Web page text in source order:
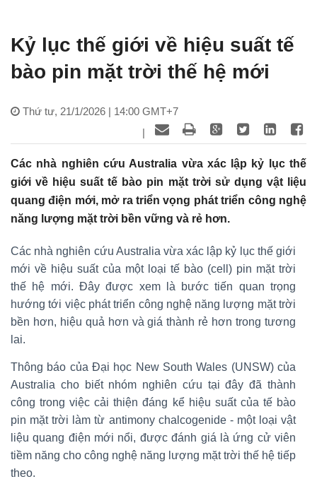
Kỷ lục thế giới về hiệu suất tế
bào pin mặt trời thế hệ mới
Thứ tư, 21/1/2026 | 14:00 GMT+7
|
Các nhà nghiên cứu Australia vừa xác lập kỷ lục thế
giới về hiệu suất tế bào pin mặt trời sử dụng vật liệu
quang điện mới, mở ra triển vọng phát triển công nghệ
năng lượng mặt trời bền vững và rẻ hơn.
Các nhà nghiên cứu Australia vừa xác lập kỷ lục thế giới
mới về hiệu suất của một loại tế bào (cell) pin mặt trời
thế hệ mới. Đây được xem là bước tiến quan trọng
hướng tới việc phát triển công nghệ năng lượng mặt trời
bền hơn, hiệu quả hơn và giá thành rẻ hơn trong tương
lai.
Thông báo của Đại học New South Wales (UNSW) của
Australia cho biết nhóm nghiên cứu tại đây đã thành
công trong việc cải thiện đáng kể hiệu suất của tế bào
pin mặt trời làm từ antimony chalcogenide - một loại vật
liệu quang điện mới nổi, được đánh giá là ứng cử viên
tiềm năng cho công nghệ năng lượng mặt trời thế hệ tiếp
theo.